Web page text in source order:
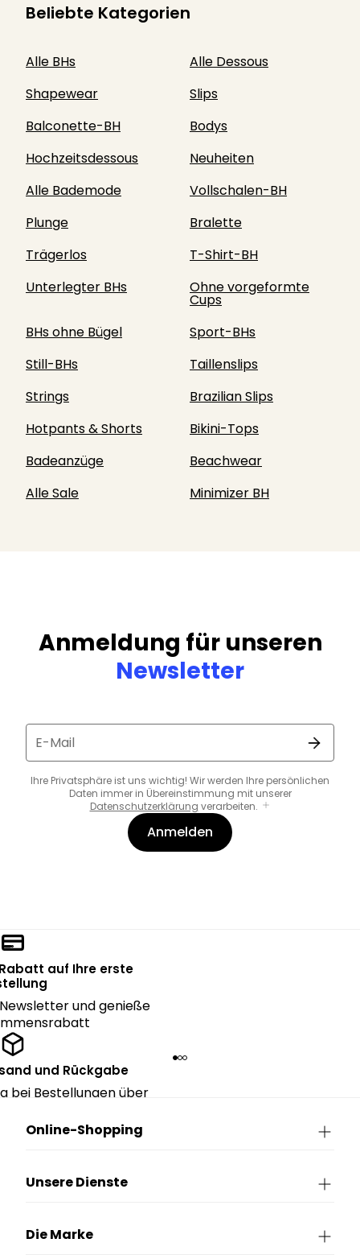
Beliebte Kategorien
Alle BHs
Alle Dessous
Shapewear
Slips
Balconette-BH
Bodys
Hochzeitsdessous
Neuheiten
Alle Bademode
Vollschalen-BH
Plunge
Bralette
Trägerlos
T-Shirt-BH
Unterlegter BHs
Ohne vorgeformte
Cups
BHs ohne Bügel
Sport-BHs
Still-BHs
Taillenslips
Strings
Brazilian Slips
Hotpants & Shorts
Bikini-Tops
Badeanzüge
Beachwear
Alle Sale
Minimizer BH
Anmeldung für unseren
Newsletter
E-Mail
Ihre Privatsphäre ist uns wichtig! Wir werden Ihre persönlichen
Daten immer in Übereinstimmung mit unserer
Datenschutzerklärung verarbeiten.
Anmelden
auf Ihre erste
und genieße
und Rückgabe
bei Bestellungen über
Online-Shopping
Unsere Dienste
Die Marke